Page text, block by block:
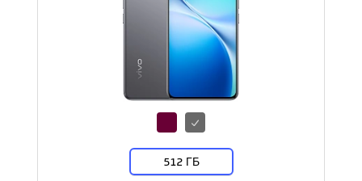
512 ГБ